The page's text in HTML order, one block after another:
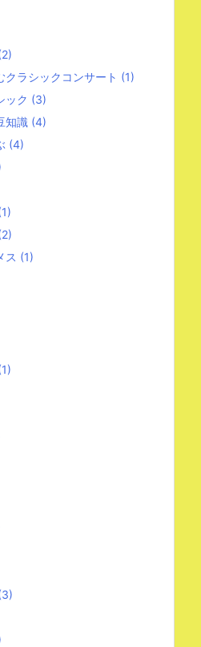
クラシックコンサート (1)
ック (3)
知識 (4)
(4)
ス (1)